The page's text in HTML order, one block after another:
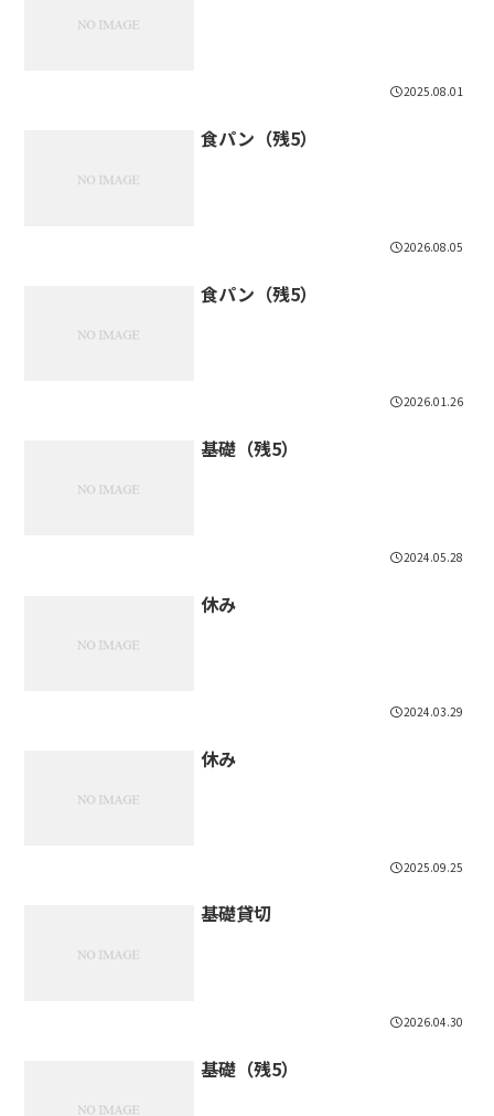
2025.08.01
食パン（残5）
2026.08.05
食パン（残5）
2026.01.26
基礎（残5）
2024.05.28
休み
2024.03.29
休み
2025.09.25
基礎貸切
2026.04.30
基礎（残5）